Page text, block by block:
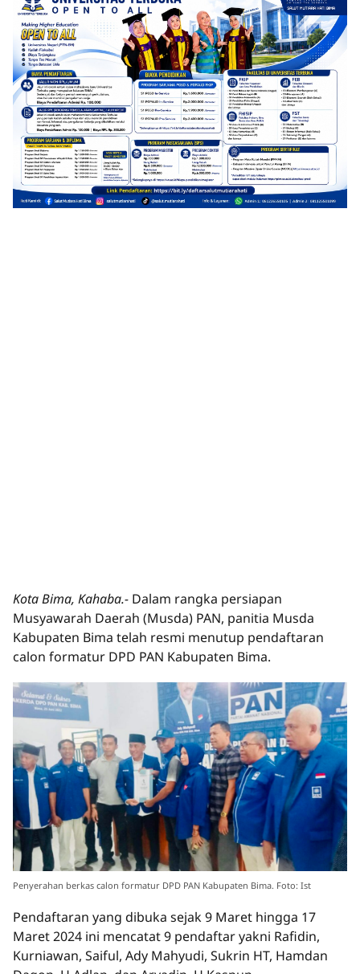
Kota Bima, Kahaba.- Dalam rangka persiapan
Musyawarah Daerah (Musda) PAN, panitia Musda
Kabupaten Bima telah resmi menutup pendaftaran
calon formatur DPD PAN Kabupaten Bima.
Penyerahan berkas calon formatur DPD PAN Kabupaten Bima. Foto: Ist
Pendaftaran yang dibuka sejak 9 Maret hingga 17
Maret 2024 ini mencatat 9 pendaftar yakni Rafidin,
Kurniawan, Saiful, Ady Mahyudi, Sukrin HT, Hamdan